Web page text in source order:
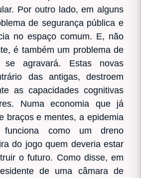
Por outro lado, em alguns
de segurança pública e
no espaço comum. E, não
é também um problema de
se agravará. Estas novas
das antigas, destroem
as capacidades cognitivas
Numa economia que já
braços e mentes, a epidemia
funciona como um dreno
do jogo quem deveria estar
o futuro. Como disse, em
de uma câmara de